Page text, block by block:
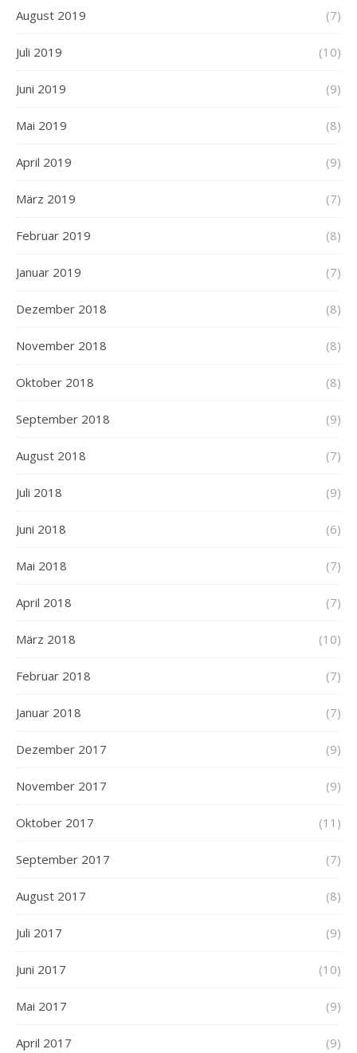
August 2019 (7)
Juli 2019 (10)
Juni 2019 (9)
Mai 2019 (8)
April 2019 (9)
März 2019 (7)
Februar 2019 (8)
Januar 2019 (7)
Dezember 2018 (8)
November 2018 (8)
Oktober 2018 (8)
September 2018 (9)
August 2018 (7)
Juli 2018 (9)
Juni 2018 (6)
Mai 2018 (7)
April 2018 (7)
März 2018 (10)
Februar 2018 (7)
Januar 2018 (7)
Dezember 2017 (9)
November 2017 (9)
Oktober 2017 (11)
September 2017 (7)
August 2017 (8)
Juli 2017 (9)
Juni 2017 (10)
Mai 2017 (9)
April 2017 (9)